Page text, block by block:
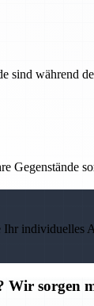
sind während
Gegenstände
individuelles
Wir